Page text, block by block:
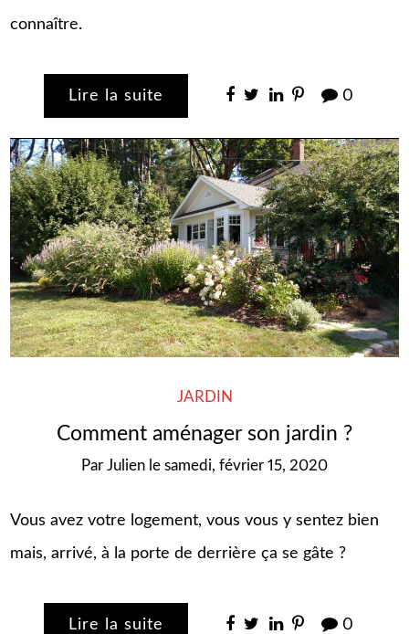
connaître.
Lire la suite 0
JARDIN
Comment aménager son jardin ?
Par Julien le samedi, février 15, 2020
Vous avez votre logement, vous vous y sentez bien
mais, arrivé, à la porte de derrière ça se gâte ?
Lire la suite 0